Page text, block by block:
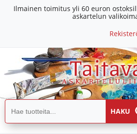
Ilmainen toimitus yli 60 euron
askartelun